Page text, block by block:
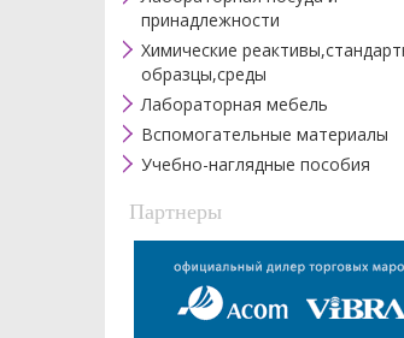
принадлежности
Химические
образцы,среды
Лабораторная мебель
Вспомогательные материалы
Учебно-наглядные пособия
Партнеры